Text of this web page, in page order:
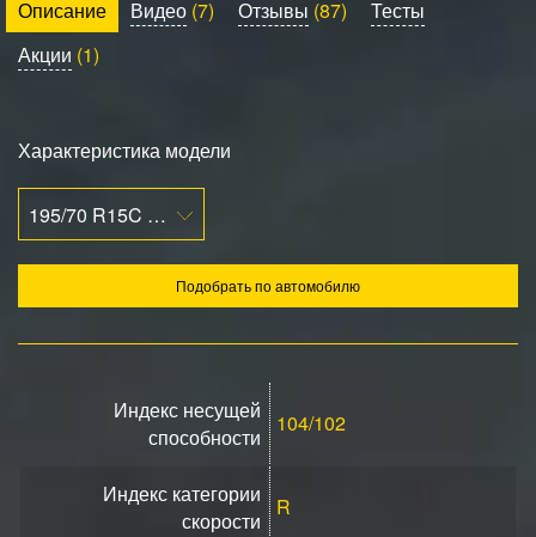
Описание Видео (7) Отзывы (87)
Тесты
Акции (1)
Характеристика модели
195/70 R15C 104/102R
Подобрать по автомобилю
Индекс несущей
способности
104/102
Индекс категории
скорости
R